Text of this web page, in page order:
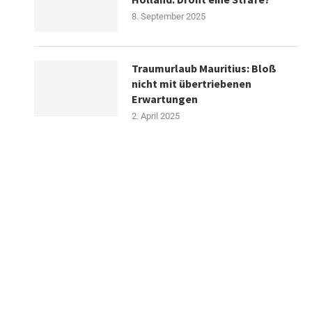
8. September 2025
Traumurlaub Mauritius: Bloß
nicht mit übertriebenen
Erwartungen
2. April 2025